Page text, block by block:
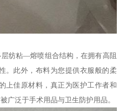
纺粘—熔喷组合结构，在拥有高阻
。此外，布料为您提供衣服般的柔
上佳原材料，真正为医护工作者和
广泛于手术用品与卫生防护用品。